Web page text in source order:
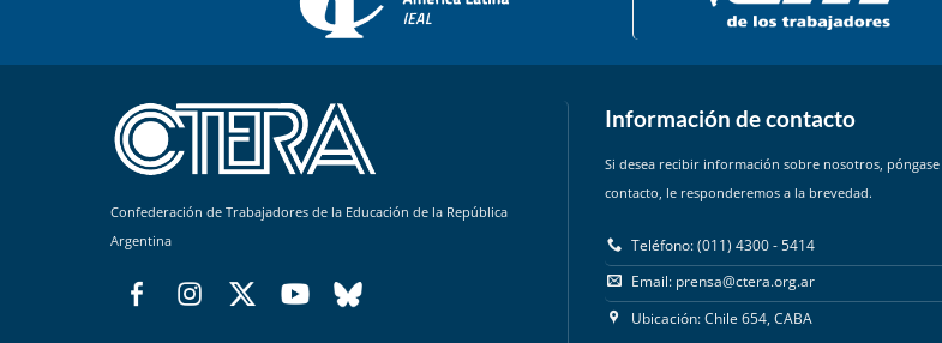
Confederación de Trabajadores de la Educación de la República
Argentina
Información de contacto
Si desea recibir información sobre nosotros, póngase
contacto, le responderemos a la brevedad.
Teléfono: (011) 4300 - 5414
Email: prensa@ctera.org.ar
Ubicación: Chile 654, CABA